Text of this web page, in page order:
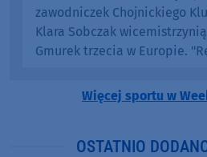
zawodniczek Chojnickiego
Klara Sobczak
Gmurek trzecia w Europie.
Więcej sportu w
OSTATNIO